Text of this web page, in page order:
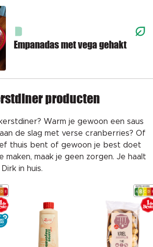
Empanadas met vega gehakt
producten
Warm je gewoon een saus
de slag met verse cranberries? Of
thuis bent of gewoon je best doet
maken, maak je geen zorgen. Je haalt
in huis.